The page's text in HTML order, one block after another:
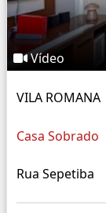
Vídeo
VILA ROMANA
Casa Sobrado
Rua Sepetiba